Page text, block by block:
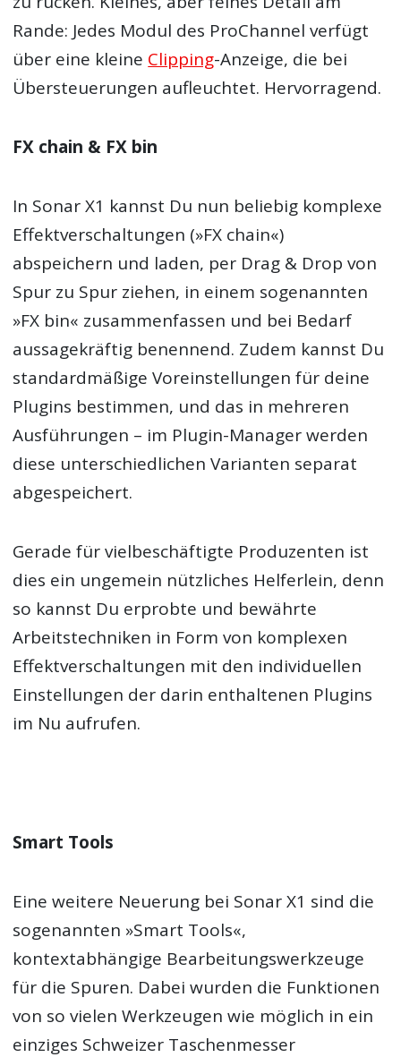
Rande: Jedes Modul des ProChannel verfügt
über eine kleine Clipping-Anzeige, die bei
Übersteuerungen aufleuchtet. Hervorragend.
FX chain & FX bin
In Sonar X1 kannst Du nun beliebig komplexe
Effektverschaltungen (»FX chain«)
abspeichern und laden, per Drag & Drop von
Spur zu Spur ziehen, in einem sogenannten
»FX bin« zusammenfassen und bei Bedarf
aussagekräftig benennend. Zudem kannst Du
standardmäßige Voreinstellungen für deine
Plugins bestimmen, und das in mehreren
Ausführungen – im Plugin-Manager werden
diese unterschiedlichen Varianten separat
abgespeichert.
Gerade für vielbeschäftigte Produzenten ist
dies ein ungemein nützliches Helferlein, denn
so kannst Du erprobte und bewährte
Arbeitstechniken in Form von komplexen
Effektverschaltungen mit den individuellen
Einstellungen der darin enthaltenen Plugins
im Nu aufrufen.
Smart Tools
Eine weitere Neuerung bei Sonar X1 sind die
sogenannten »Smart Tools«,
kontextabhängige Bearbeitungswerkzeuge
für die Spuren. Dabei wurden die Funktionen
von so vielen Werkzeugen wie möglich in ein
einziges Schweizer Taschenmesser